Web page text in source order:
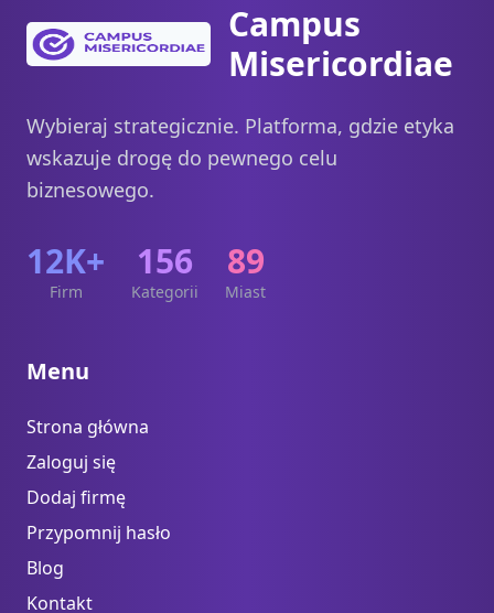
Campus
Misericordiae
Wybieraj strategicznie. Platforma, gdzie etyka
wskazuje drogę do pewnego celu
biznesowego.
12K+
Firm
156
Kategorii
89
Miast
Menu
Strona główna
Zaloguj się
Dodaj firmę
Przypomnij hasło
Blog
Kontakt